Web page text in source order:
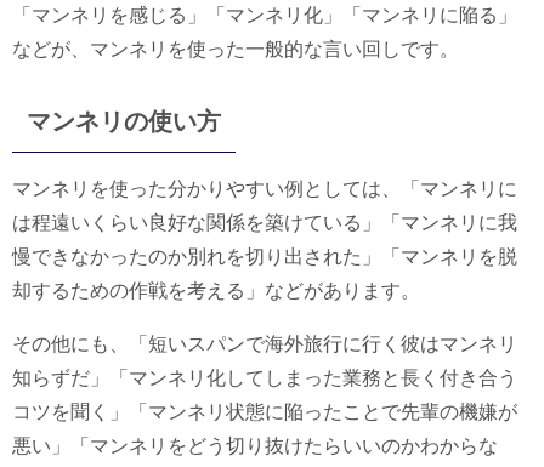
「マンネリを感じる」「マンネリ化」「マンネリに陥る」
などが、マンネリを使った一般的な言い回しです。
マンネリの使い方
マンネリを使った分かりやすい例としては、「マンネリに
は程遠いくらい良好な関係を築けている」「マンネリに我
慢できなかったのか別れを切り出された」「マンネリを脱
却するための作戦を考える」などがあります。
その他にも、「短いスパンで海外旅行に行く彼はマンネリ
知らずだ」「マンネリ化してしまった業務と長く付き合う
コツを聞く」「マンネリ状態に陥ったことで先輩の機嫌が
悪い」「マンネリをどう切り抜けたらいいのかわからな